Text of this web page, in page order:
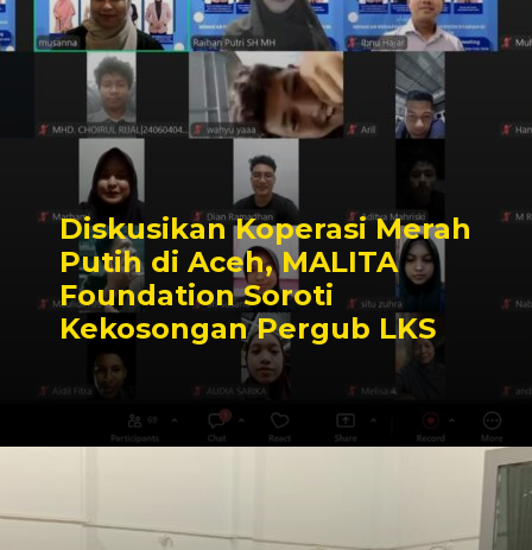
Diskusikan Koperasi Merah
Putih di Aceh, MALITA
Foundation Soroti
Kekosongan Pergub LKS